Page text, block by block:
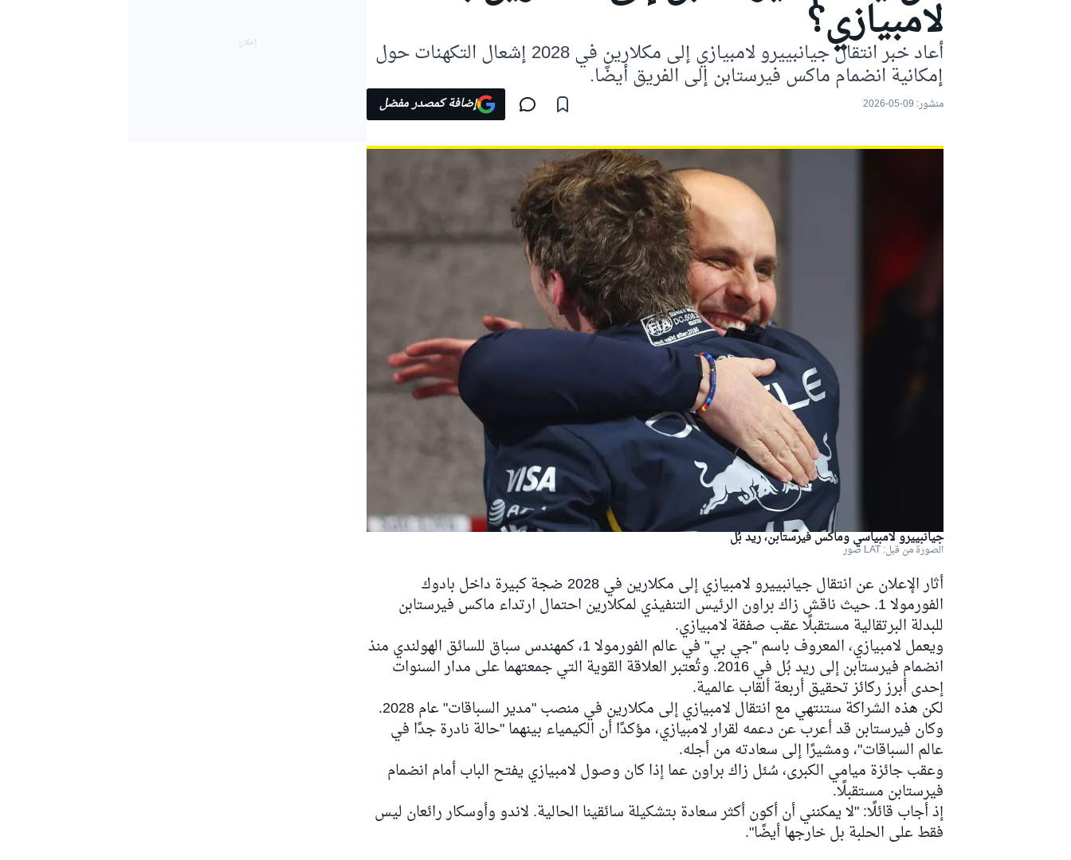
موتو جي بي
سباقات التحمّل
لامبيازي؟ أعاد خبر انتقال جيانبييرو لامبيازي إلى مكلارين في 2028 إشعال التكهنات حول
إمكانية انضمام ماكس فيرستابن إلى الفريق أيضًا.
منشور: 09-05-2026 إضافة كمصدر مفضل
جيانبييرو لامبياسي وماكس فيرستابن، ريد بُل
الصورة من قبل: LAT صور
أثار الإعلان عن انتقال جيانبييرو لامبيازي إلى مكلارين في 2028 ضجة كبيرة داخل بادوك
الفورمولا 1. حيث ناقش زاك براون الرئيس التنفيذي لمكلارين احتمال ارتداء ماكس فيرستابن
للبدلة البرتقالية مستقبلًا عقب صفقة لامبيازي.
ويعمل لامبيازي، المعروف باسم "جي بي" في عالم الفورمولا 1، كمهندس سباق للسائق الهولندي منذ
انضمام فيرستابن إلى ريد بُل في 2016. وتُعتبر العلاقة القوية التي جمعتهما على مدار السنوات
إحدى أبرز ركائز تحقيق أربعة ألقاب عالمية.
لكن هذه الشراكة ستنتهي مع انتقال لامبيازي إلى مكلارين في منصب "مدير السباقات" عام 2028.
وكان فيرستابن قد أعرب عن دعمه لقرار لامبيازي، مؤكدًا أن الكيمياء بينهما "حالة نادرة جدًا في
عالم السباقات"، ومشيرًا إلى سعادته من أجله.
وعقب جائزة ميامي الكبرى، سُئل زاك براون عما إذا كان وصول لامبيازي يفتح الباب أمام انضمام
فيرستابن مستقبلًا.
إذ أجاب قائلًا: "لا يمكنني أن أكون أكثر سعادة بتشكيلة سائقينا الحالية. لاندو وأوسكار رائعان ليس
فقط على الحلبة بل خارجها أيضًا".